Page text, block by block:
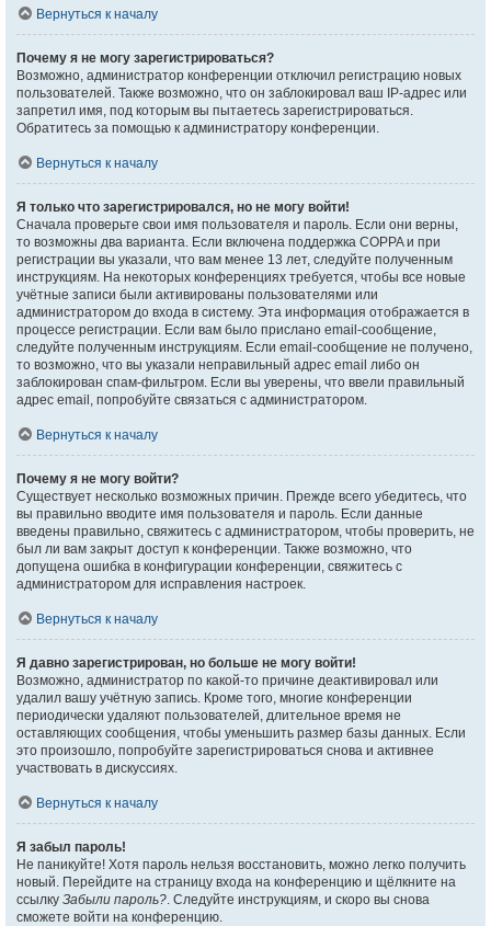
Вернуться к началу
Почему я не могу зарегистрироваться?
Возможно, администратор конференции отключил регистрацию новых
пользователей. Также возможно, что он заблокировал ваш IP-адрес или
запретил имя, под которым вы пытаетесь зарегистрироваться.
Обратитесь за помощью к администратору конференции.
Вернуться к началу
Я только что зарегистрировался, но не могу войти!
Сначала проверьте свои имя пользователя и пароль. Если они верны,
то возможны два варианта. Если включена поддержка COPPA и при
регистрации вы указали, что вам менее 13 лет, следуйте полученным
инструкциям. На некоторых конференциях требуется, чтобы все новые
учётные записи были активированы пользователями или
администратором до входа в систему. Эта информация отображается в
процессе регистрации. Если вам было прислано email-сообщение,
следуйте полученным инструкциям. Если email-сообщение не получено,
то возможно, что вы указали неправильный адрес email либо он
заблокирован спам-фильтром. Если вы уверены, что ввели правильный
адрес email, попробуйте связаться с администратором.
Вернуться к началу
Почему я не могу войти?
Существует несколько возможных причин. Прежде всего убедитесь, что
вы правильно вводите имя пользователя и пароль. Если данные
введены правильно, свяжитесь с администратором, чтобы проверить, не
был ли вам закрыт доступ к конференции. Также возможно, что
допущена ошибка в конфигурации конференции, свяжитесь с
администратором для исправления настроек.
Вернуться к началу
Я давно зарегистрирован, но больше не могу войти!
Возможно, администратор по какой-то причине деактивировал или
удалил вашу учётную запись. Кроме того, многие конференции
периодически удаляют пользователей, длительное время не
оставляющих сообщения, чтобы уменьшить размер базы данных. Если
это произошло, попробуйте зарегистрироваться снова и активнее
участвовать в дискуссиях.
Вернуться к началу
Я забыл пароль!
Не паникуйте! Хотя пароль нельзя восстановить, можно легко получить
новый. Перейдите на страницу входа на конференцию и щёлкните на
ссылку Забыли пароль?. Следуйте инструкциям, и скоро вы снова
сможете войти на конференцию.